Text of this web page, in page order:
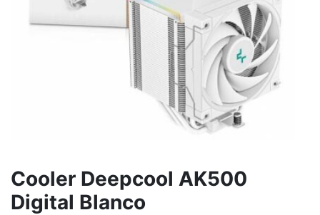
Cooler Deepcool AK500
Digital Blanco